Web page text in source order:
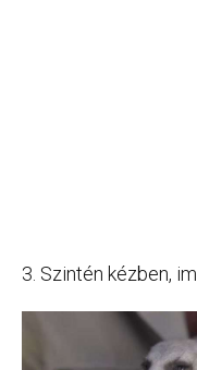
3. Szintén kézben,